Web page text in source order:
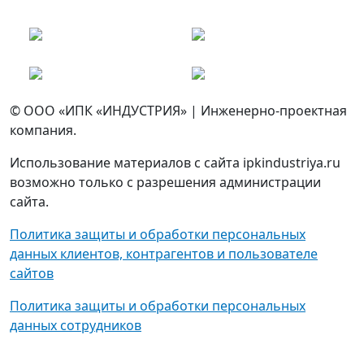
© ООО «ИПК «ИНДУСТРИЯ» | Инженерно-проектная
компания.
Использование материалов с сайта ipkindustriya.ru
возможно только с разрешения администрации
сайта.
Политика защиты и обработки персональных
данных клиентов, контрагентов и пользователе
сайтов
Политика защиты и обработки персональных
данных сотрудников